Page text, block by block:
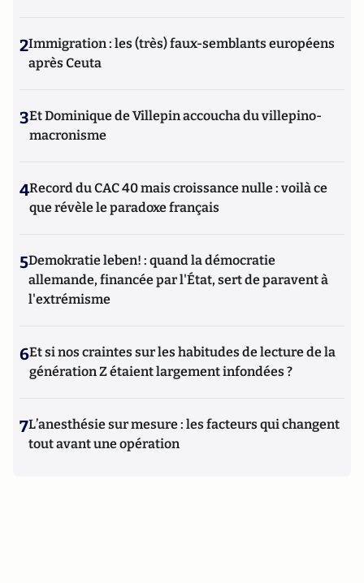
2Immigration : les (très) faux-semblants européens
après Ceuta
3Et Dominique de Villepin accoucha du villepino-
macronisme
4Record du CAC 40 mais croissance nulle : voilà ce
que révèle le paradoxe français
5Demokratie leben! : quand la démocratie
allemande, financée par l'État, sert de paravent à
l'extrémisme
6Et si nos craintes sur les habitudes de lecture de la
génération Z étaient largement infondées ?
7L’anesthésie sur mesure : les facteurs qui changent
tout avant une opération